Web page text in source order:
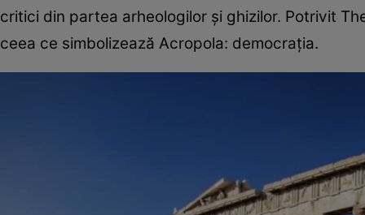
critici din partea arheologilor și ghizilor. Potrivit
ceea ce simbolizează Acropola: democrația.